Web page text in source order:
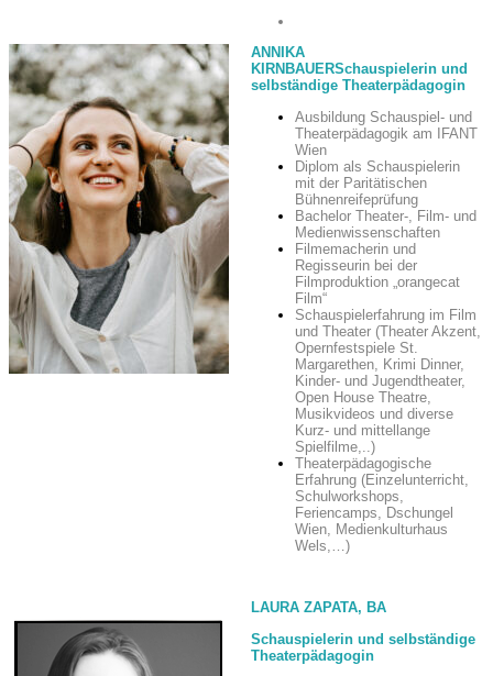
ANNIKA
KIRNBAUERSchauspielerin und
selbständige Theaterpädagogin
Ausbildung Schauspiel- und
Theaterpädagogik am IFANT
Wien
Diplom als Schauspielerin
mit der Paritätischen
Bühnenreifeprüfung
Bachelor Theater-, Film- und
Medienwissenschaften
Filmemacherin und
Regisseurin bei der
Filmproduktion „orangecat
Film“
Schauspielerfahrung im Film
und Theater (Theater Akzent,
Opernfestspiele St.
Margarethen, Krimi Dinner,
Kinder- und Jugendtheater,
Open House Theatre,
Musikvideos und diverse
Kurz- und mittellange
Spielfilme,..)
Theaterpädagogische
Erfahrung (Einzelunterricht,
Schulworkshops,
Feriencamps, Dschungel
Wien, Medienkulturhaus
Wels,…)
LAURA ZAPATA, BA
Schauspielerin und selbständige
Theaterpädagogin